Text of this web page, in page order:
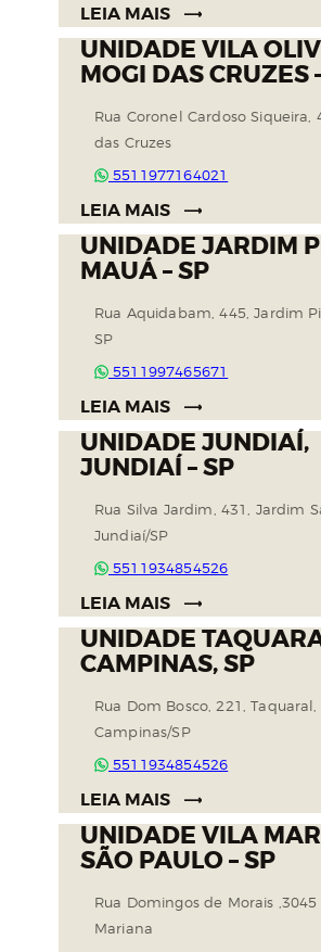
LEIA MAIS
UNIDADE VILA
MOGI DAS CRUZES
Rua Coronel Cardoso Siqueira,
das Cruzes
5511977164021
LEIA MAIS
UNIDADE JARDIM
MAUÁ – SP
Rua Aquidabam, 445, Jardim
SP
5511997465671
LEIA MAIS
UNIDADE JUNDIAÍ,
JUNDIAÍ – SP
Rua Silva Jardim, 431, Jardim
Jundiaí/SP
5511934854526
LEIA MAIS
UNIDADE
CAMPINAS, SP
Rua Dom Bosco, 221, Taquaral,
Campinas/SP
5511934854526
LEIA MAIS
UNIDADE VILA
SÃO PAULO – SP
Rua Domingos de Morais ,3045
Mariana